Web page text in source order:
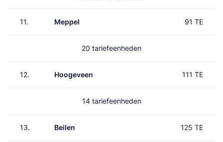
11. Meppel 91 TE
20 tariefeenheden
12. Hoogeveen 111 TE
14 tariefeenheden
13. Beilen 125 TE